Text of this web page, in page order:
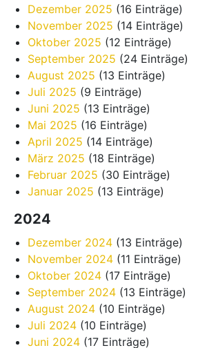
Dezember 2025 (16 Einträge)
November 2025 (14 Einträge)
Oktober 2025 (12 Einträge)
September 2025 (24 Einträge)
August 2025 (13 Einträge)
Juli 2025 (9 Einträge)
Juni 2025 (13 Einträge)
Mai 2025 (16 Einträge)
April 2025 (14 Einträge)
März 2025 (18 Einträge)
Februar 2025 (30 Einträge)
Januar 2025 (13 Einträge)
2024
Dezember 2024 (13 Einträge)
November 2024 (11 Einträge)
Oktober 2024 (17 Einträge)
September 2024 (13 Einträge)
August 2024 (10 Einträge)
Juli 2024 (10 Einträge)
Juni 2024 (17 Einträge)